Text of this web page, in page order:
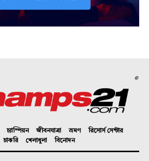
©
চ্যাম্পিয়ন জীবনযাত্রা ভ্রমণ
রিসোর্স সেন্টার
চাকরি
খেলাধুলা বিনোদন